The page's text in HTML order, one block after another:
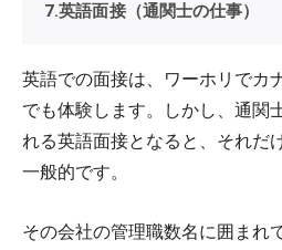
7.英語面接（通関士の仕事）
英語での面接は、ワーホリでカ
でも体験します。しかし、通関
れる英語面接となると、それだ
一般的です。
その会社の管理職数名に囲まれ